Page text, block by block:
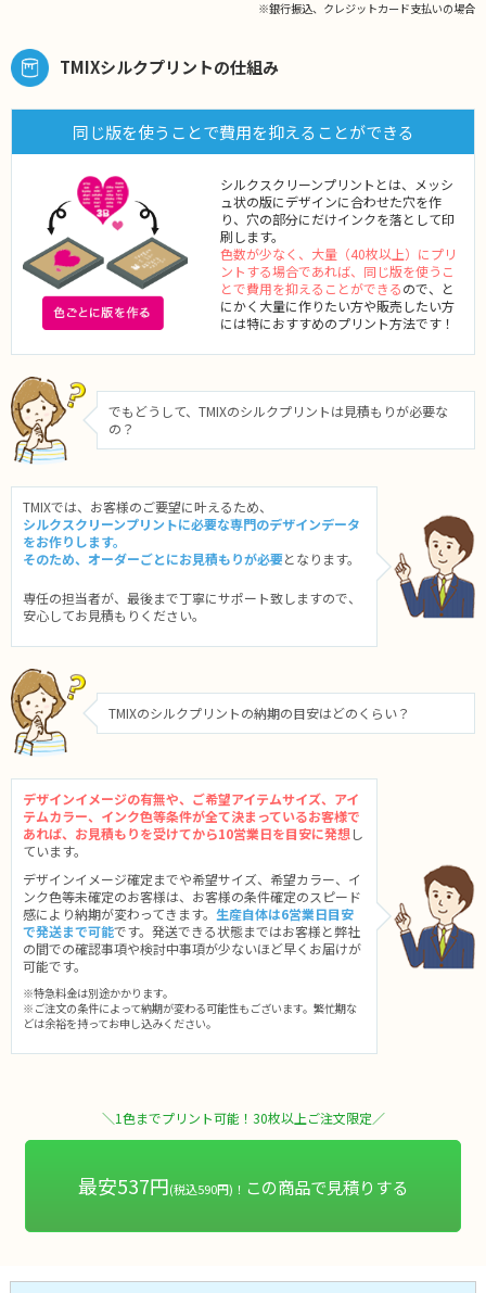
※銀行振込、クレジットカード支払いの場合
TMIXシルクプリントの仕組み
同じ版を使うことで費用を抑えることができる
シルクスクリーンプリントとは、メッシ
ュ状の版にデザインに合わせた穴を作
り、穴の部分にだけインクを落として印
刷します。
色数が少なく、大量（40枚以上）にプリ
ントする場合であれば、同じ版を使うこ
とで費用を抑えることができるので、と
にかく大量に作りたい方や販売したい方
には特におすすめのプリント方法です！
でもどうして、TMIXのシルクプリントは見積もりが必要な
の？
TMIXでは、お客様のご要望に叶えるため、
シルクスクリーンプリントに必要な専門のデザインデータ
をお作りします。
そのため、オーダーごとにお見積もりが必要となります。
専任の担当者が、最後まで丁寧にサポート致しますので、
安心してお見積もりください。
TMIXのシルクプリントの納期の目安はどのくらい？
デザインイメージの有無や、ご希望アイテムサイズ、アイ
テムカラー、インク色等条件が全て決まっているお客様で
あれば、お見積もりを受けてから10営業日を目安に発想 し
ています。
デザインイメージ確定までや希望サイズ、希望カラー、イ
ンク色等未確定のお客様は、お客様の条件確定のスピード
感により納期が変わってきます。 生産自体は6営業日目安
で発送まで可能です。発送できる状態まではお客様と弊社
の間での確認事項や検討中事項が少ないほど早くお届けが
可能です。
※特急料金は別途かかります。
※ご注文の条件によって納期が変わる可能性もございます。繁忙期な
どは余裕を持ってお申し込みください。
＼1色までプリント可能！30枚以上ご注文限定／
最安537円(税込590円)！ この商品で見積りする